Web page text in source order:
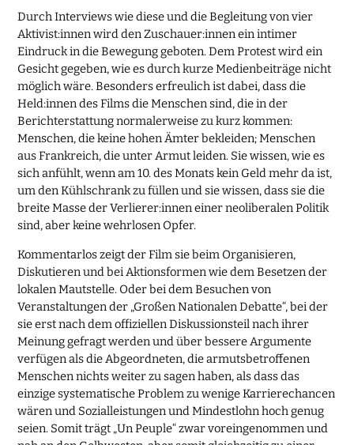
Durch Interviews wie diese und die Begleitung von vier
Aktivist:innen wird den Zuschauer:innen ein intimer
Eindruck in die Bewegung geboten. Dem Protest wird ein
Gesicht gegeben, wie es durch kurze Medienbeiträge nicht
möglich wäre. Besonders erfreulich ist dabei, dass die
Held:innen des Films die Menschen sind, die in der
Berichterstattung normalerweise zu kurz kommen:
Menschen, die keine hohen Ämter bekleiden; Menschen
aus Frankreich, die unter Armut leiden. Sie wissen, wie es
sich anfühlt, wenn am 10. des Monats kein Geld mehr da ist,
um den Kühlschrank zu füllen und sie wissen, dass sie die
breite Masse der Verlierer:innen einer neoliberalen Politik
sind, aber keine wehrlosen Opfer.
Kommentarlos zeigt der Film sie beim Organisieren,
Diskutieren und bei Aktionsformen wie dem Besetzen der
lokalen Mautstelle. Oder bei dem Besuchen von
Veranstaltungen der „Großen Nationalen Debatte“, bei der
sie erst nach dem offiziellen Diskussionsteil nach ihrer
Meinung gefragt werden und über bessere Argumente
verfügen als die Abgeordneten, die armutsbetroffenen
Menschen nichts weiter zu sagen haben, als dass das
einzige systematische Problem zu wenige Karrierechancen
wären und Sozialleistungen und Mindestlohn hoch genug
seien. Somit trägt „Un Peuple“ zwar voreingenommen und